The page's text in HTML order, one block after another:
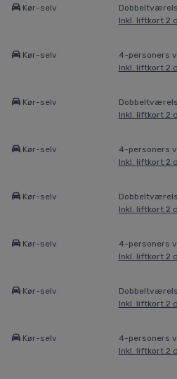
Kør-selv
Inkl. liftkort 2
Kør-selv
4-personers
Inkl. liftkort 2
Kør-selv
Inkl. liftkort 2
Kør-selv
4-personers
Inkl. liftkort 2
Kør-selv
Inkl. liftkort 2
Kør-selv
4-personers
Inkl. liftkort 2
Kør-selv
Inkl. liftkort 2
Kør-selv
4-personers
Inkl. liftkort 2